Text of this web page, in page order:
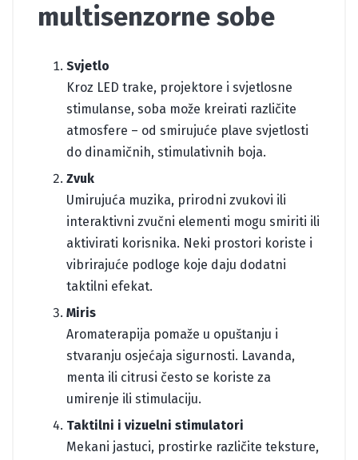
multisenzorne sobe
Svjetlo
Kroz LED trake, projektore i svjetlosne
stimulanse, soba može kreirati različite
atmosfere – od smirujuće plave svjetlosti
do dinamičnih, stimulativnih boja.
Zvuk
Umirujuća muzika, prirodni zvukovi ili
interaktivni zvučni elementi mogu smiriti ili
aktivirati korisnika. Neki prostori koriste i
vibrirajuće podloge koje daju dodatni
taktilni efekat.
Miris
Aromaterapija pomaže u opuštanju i
stvaranju osjećaja sigurnosti. Lavanda,
menta ili citrusi često se koriste za
umirenje ili stimulaciju.
Taktilni i vizuelni stimulatori
Mekani jastuci, prostirke različite teksture,